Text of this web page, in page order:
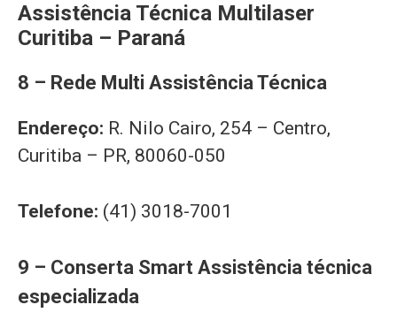
Assistência Técnica Multilaser
Curitiba – Paraná
8 – Rede Multi Assistência Técnica
Endereço: R. Nilo Cairo, 254 – Centro,
Curitiba – PR, 80060-050
Telefone: (41) 3018-7001
9 – Conserta Smart Assistência técnica
especializada